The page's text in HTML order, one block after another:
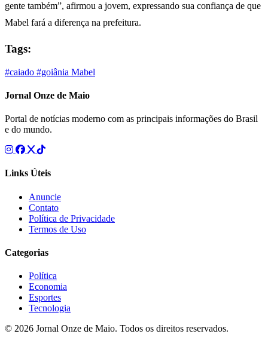
gente também”, afirmou a jovem, expressando sua confiança de que
Mabel fará a diferença na prefeitura.
Tags:
#caiado #goiânia Mabel
Jornal Onze de Maio
Portal de notícias moderno com as principais informações do Brasil
e do mundo.
Links Úteis
Anuncie
Contato
Política de Privacidade
Termos de Uso
Categorias
Política
Economia
Esportes
Tecnologia
© 2026 Jornal Onze de Maio. Todos os direitos reservados.